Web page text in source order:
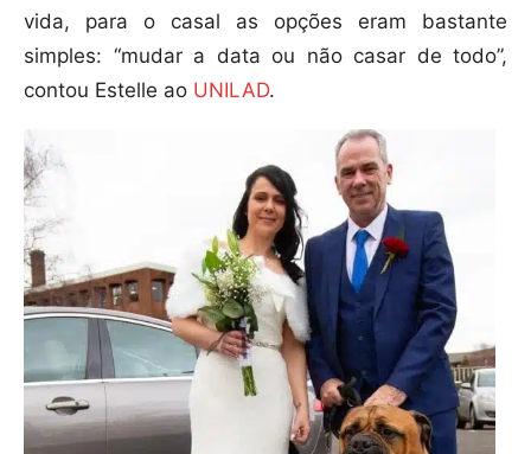
vida, para o casal as opções eram bastante
simples: “mudar a data ou não casar de todo”,
contou Estelle ao UNILAD.